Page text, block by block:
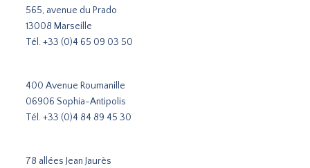
565, avenue du Prado
13008 Marseille
Tél.+33 (0)4 65 09 03 50
400 Avenue Roumanille
06906 Sophia-Antipolis
Tél.+33 (0)4 84 89 45 30
78 allées Jean Jaurès